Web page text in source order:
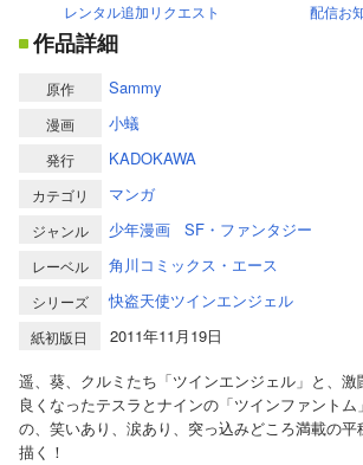
レンタル追加リクエスト 配信お
作品詳細
原作 Sammy
漫画 小蟻
発行 KADOKAWA
カテゴリ マンガ
ジャンル 少年漫画 SF・ファンタジー
レーベル 角川コミックス・エース
シリーズ 快盗天使ツインエンジェル
紙初版日
2011年11月19日
遥、葵、クルミたち「ツインエンジェル」と、
良くなったテスラとナインの「ツインファント
の、笑いあり、涙あり、突っ込みどころ満載の
描く！